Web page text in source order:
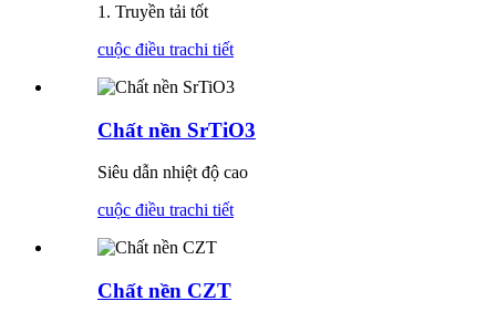
1. Truyền tải tốt
cuộc điều trachi tiết
Chất nền SrTiO3
Siêu dẫn nhiệt độ cao
cuộc điều trachi tiết
Chất nền CZT